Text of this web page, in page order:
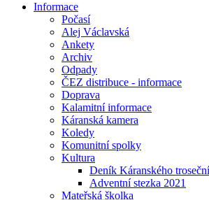
Informace
Počasí
Alej Václavská
Ankety
Archiv
Odpady
ČEZ distribuce - informace
Doprava
Kalamitní informace
Káranská kamera
Koledy
Komunitní spolky
Kultura
Deník Káranského
Adventní stezka 2021
Mateřská školka